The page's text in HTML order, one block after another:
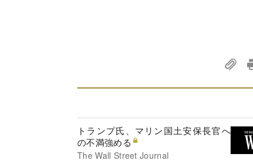
トランプ氏、マリン国土安保長官へ
の不満強める
The Wall Street Journal